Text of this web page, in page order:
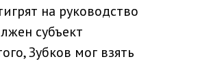
на руководство
субъект
Зубков мог взять